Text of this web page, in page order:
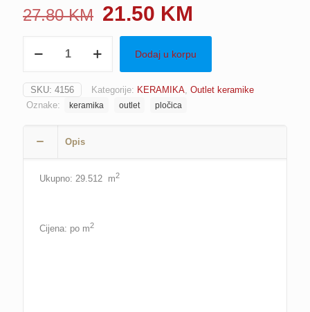
27.80KM Original
price
was:
27.80 KM.
21.50 KM
price
is:
21.50 KM.
SILVES
GLOSSY,
29.7x60
količina
Dodaj u korpu
SKU: 4156 Kategorije: KERAMIKA Outlet keramike
Oznake:
keramika outlet pločica
Opis
Ukupno: 29.512 m2
Cijena: po m2